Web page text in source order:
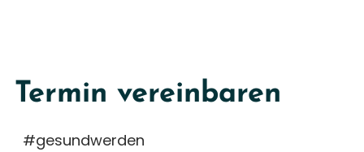
Termin vereinbaren
#gesundwerden